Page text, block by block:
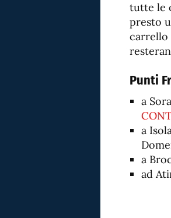
tutte le
presto
carrello
Punti
a
a
a
ad